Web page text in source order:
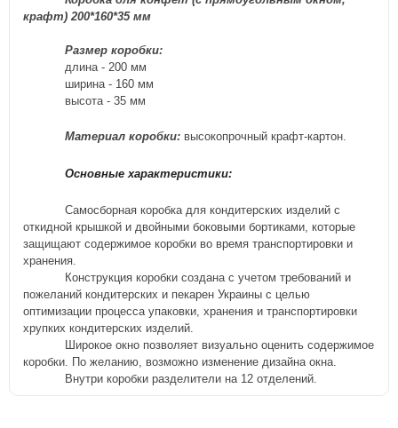
крафт) 200*160*35 мм
Размер коробки:
длина - 200 мм
ширина - 160 мм
высота - 35 мм
Материал коробки: высокопрочный крафт-картон.
Основные характеристики:
Самосборная коробка для кондитерских изделийс
откидной крышкой и двойными боковыми бортиками, которые
защищают содержимое коробки во время транспортировки и
хранения.
Конструкция коробки создана с учетом требований и
пожеланий кондитерских и пекарен Украины с целью
оптимизации процесса упаковки, хранения и транспортировки
хрупких кондитерских изделий.
Широкое окно позволяет визуально оценить содержимое
коробки. По желанию, возможно изменение дизайна окна.
Внутри коробки разделители на 12 отделений.